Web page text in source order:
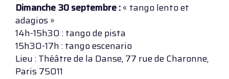
Dimanche 30 septembre :« tango lento et
adagios »
14h-15h30 : tango de pista
15h30-17h : tango escenario
Lieu : Théâtre de la Danse, 77 rue de Charonne,
Paris 75011